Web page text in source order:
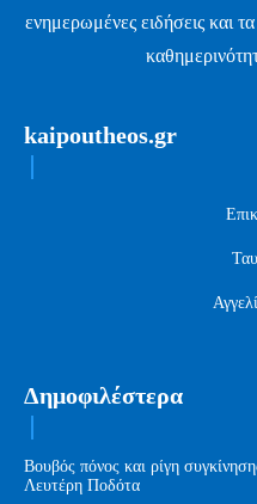
ενημερωμένες ειδήσεις και
kaipoutheos.gr
Δημοφιλέστερα
Βουβός πόνος και ρίγη
Λευτέρη Ποδότα